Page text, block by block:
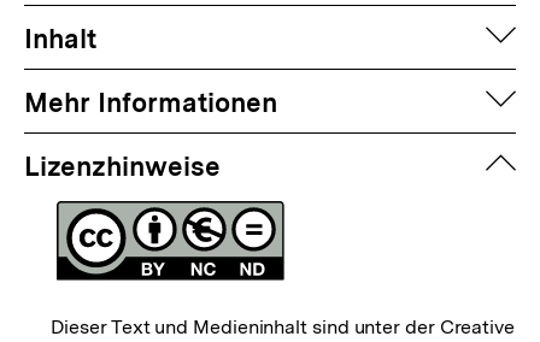
Inhalt
Mehr Informationen
Lizenzhinweise
Dieser Text und Medieninhalt sind unter der Creative